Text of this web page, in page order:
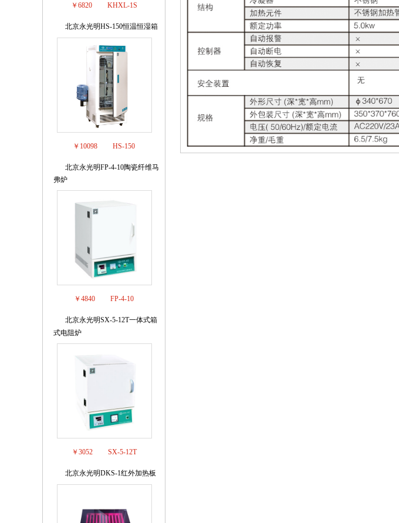
￥6820 KHXL-1S
北京永光明HS-150恒温恒湿箱
￥10098 HS-150
北京永光明FP-4-10陶瓷纤维马
弗炉
￥4840 FP-4-10
北京永光明SX-5-12T一体式箱
式电阻炉
￥3052 SX-5-12T
北京永光明DKS-1红外加热板